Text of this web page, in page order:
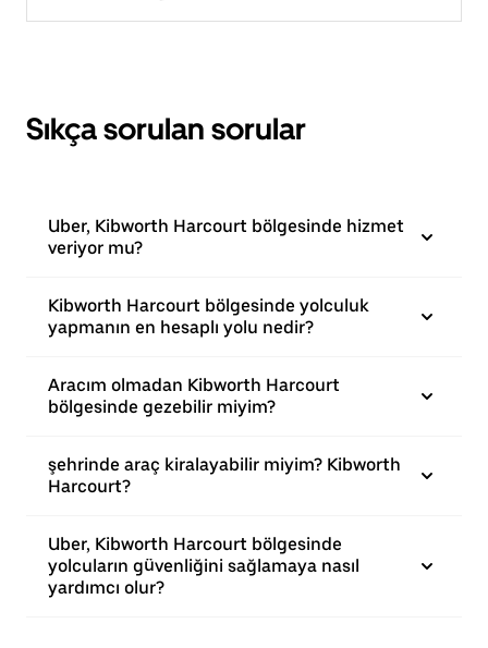
Sıkça sorulan sorular
Uber, Kibworth Harcourt bölgesinde hizmet
veriyor mu?
Kibworth Harcourt bölgesinde yolculuk
yapmanın en hesaplı yolu nedir?
Aracım olmadan Kibworth Harcourt
bölgesinde gezebilir miyim?
şehrinde araç kiralayabilir miyim? Kibworth
Harcourt?
Uber, Kibworth Harcourt bölgesinde
yolcuların güvenliğini sağlamaya nasıl
yardımcı olur?